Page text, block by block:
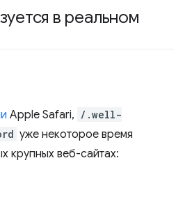
в реальном
Apple Safari, /.well-
уже некоторое время
крупных веб-сайтах: